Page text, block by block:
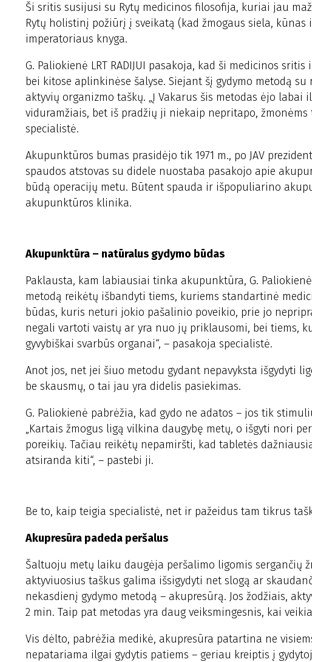
Ši sritis susijusi su Rytų medicinos filosofija, kuriai jau
Rytų holistinį požiūrį į sveikatą (kad žmogaus siela,
imperatoriaus knyga.
G. Paliokienė LRT RADIJUI pasakoja, kad ši medicinos
bei kitose aplinkinėse šalyse. Siejant šį gydymo metodą
aktyvių organizmo taškų. „Į Vakarus šis metodas ėjo
viduramžiais, bet iš pradžių ji niekaip nepritapo,
specialistė.
Akupunktūros bumas prasidėjo tik 1971 m., po JAV
spaudos atstovas su didele nuostaba pasakojo apie
būdą operacijų metu. Būtent spauda ir išpopuliarino
akupunktūros klinika.
Akupunktūra – natūralus gydymo būdas
Paklausta, kam labiausiai tinka akupunktūra, G.
metodą reikėtų išbandyti tiems, kuriems standartinė
būdas, kuris neturi jokio pašalinio poveikio, prie jo
negali vartoti vaistų ar yra nuo jų priklausomi, bei tiems,
gyvybiškai svarbūs organai“, – pasakoja specialistė.
Anot jos, net jei šiuo metodu gydant nepavyksta išgydyti
be skausmų, o tai jau yra didelis pasiekimas.
G. Paliokienė pabrėžia, kad gydo ne adatos – jos tik
„Kartais žmogus ligą vilkina daugybę metų, o išgyti nori
poreikių. Tačiau reikėtų nepamiršti, kad tabletės
atsiranda kiti“, – pastebi ji.
Be to, kaip teigia specialistė, net ir pažeidus tam tikrus
Akupresūra padeda peršalus
Šaltuoju metų laiku daugėja peršalimo ligomis
aktyviuosius taškus galima išsigydyti net slogą ar
nekasdienį gydymo metodą – akupresūrą. Jos žodžiais,
2 min. Taip pat metodas yra daug veiksmingesnis, kai
Vis dėlto, pabrėžia medikė, akupresūra patartina ne
nepatariama ilgai gydytis patiems – geriau kreiptis į